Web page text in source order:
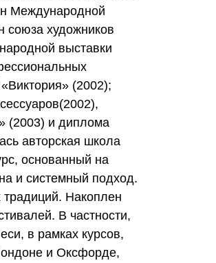
Международной
союза художников
выставки
(2002);
(2003) и диплома
авторская школа
основанный на
и системный подход.
традиций. Накоплен
В частности,
в рамках курсов,
и Оксфорде,